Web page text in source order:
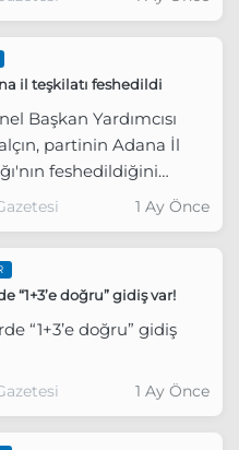
il teşkilatı feshedildi
Başkan Yardımcısı
partinin Adana İl
feshedildiğini
1 Ay Önce
“1+3’e doğru” gidiş var!
“1+3’e doğru” gidiş
1 Ay Önce